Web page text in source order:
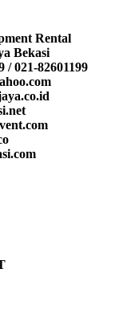
Rental
Bekasi
/ 021-82601199